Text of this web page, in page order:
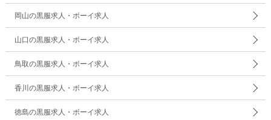
岡山の黒服求人・ボーイ求人
山口の黒服求人・ボーイ求人
鳥取の黒服求人・ボーイ求人
香川の黒服求人・ボーイ求人
徳島の黒服求人・ボーイ求人